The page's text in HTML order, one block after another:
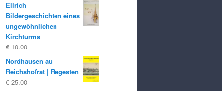
Ellrich
Bildergeschichten eines
ungewöhnlichen
Kirchturms
€ 10.00
Nordhausen au
Reichshofrat | Regesten
€ 25.00